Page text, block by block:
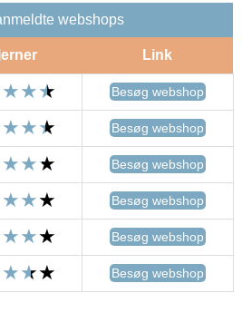
webshops
Link
Besøg webshop
Besøg webshop
Besøg webshop
Besøg webshop
Besøg webshop
Besøg webshop